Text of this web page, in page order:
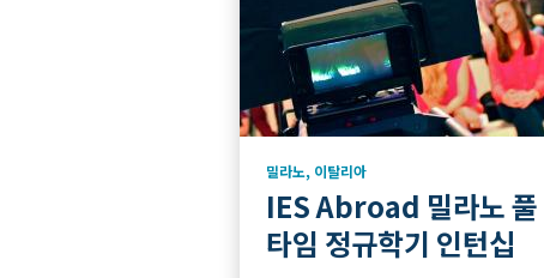
밀라노, 이탈리아
IES Abroad 밀라노 풀
타임 정규학기 인턴십